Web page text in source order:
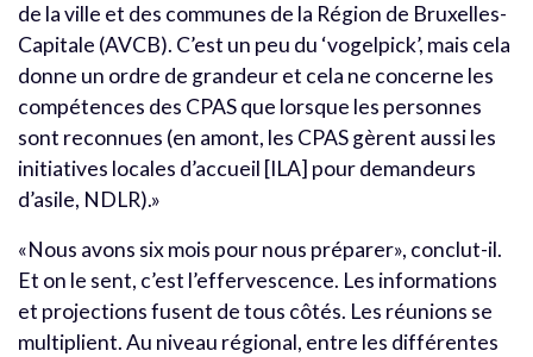
de la ville et des communes de la Région de Bruxelles-
Capitale (AVCB). C’est un peu du ‘vogelpick’, mais cela
donne un ordre de grandeur et cela ne concerne les
compétences des CPAS que lorsque les personnes
sont reconnues (en amont, les CPAS gèrent aussi les
initiatives locales d’accueil [ILA] pour demandeurs
d’asile, NDLR).»
«Nous avons six mois pour nous préparer», conclut-il.
Et on le sent, c’est l’effervescence. Les informations
et projections fusent de tous côtés. Les réunions se
multiplient. Au niveau régional, entre les différentes